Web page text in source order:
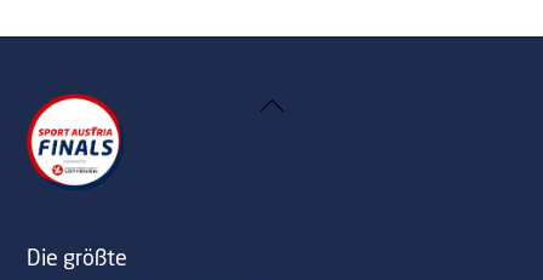
Back
Die größte